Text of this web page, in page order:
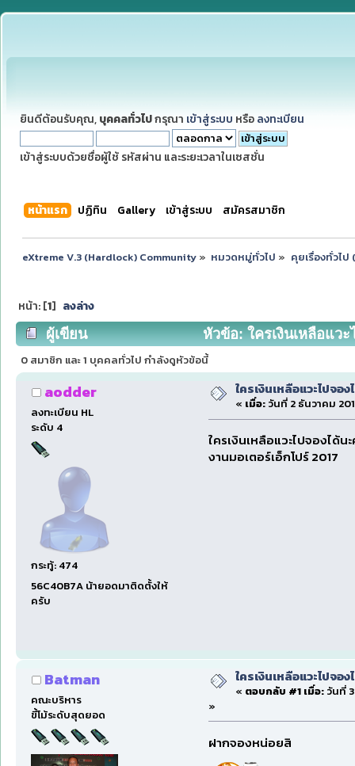
ยินดีต้อนรับคุณ, บุคคลทั่วไปกรุณา เข้าสู่ระบบ หรือ ลงทะเบียน
เข้าสู่ระบบด้วยชื่อผู้ใช้ รหัสผ่าน และระยะเวลาในเซสชั่น
หน้าแรก ปฏิทิน Gallery เข้าสู่ระบบ สมัครสมาชิก
eXtreme V.3 (Hardlock) Community» หมวดหมู่ทั่วไป » คุยเรื่องทั่วไป
หน้า: [1] ลงล่าง
ผู้เขียน หัวข้อ: ใครเงินเหลือแว
0 สมาชิก และ 1 บุคคลทั่วไป กำลังดูหัวข้อนี้
aodder
ลงทะเบียน HL
ระดับ 4
กระทู้: 474
56C40B7A น้ายอดมาติดตั้งให้
ครับ
ใครเงินเหลือแวะไปจอ
« เมื่อ:วันที่ 2 ธันวาคม
ใครเงินเหลือแวะไปจองได้
งานมอเตอร์เอ็กโปร์ 2017
Batman
คณะบริหาร
ขี้โม้ระดับสุดยอด
ใครเงินเหลือแวะไปจอ
« ตอบกลับ #1 เมื่อ:วันที่ 3
»
ฝากจองหน่อยสิ